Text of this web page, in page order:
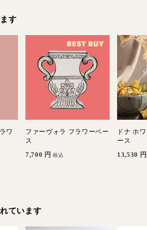
す
ワ
ファーヴォラ フラワーベー
ス
7,700 円 税込
ドナ ホ
ース
13,530 円
ています